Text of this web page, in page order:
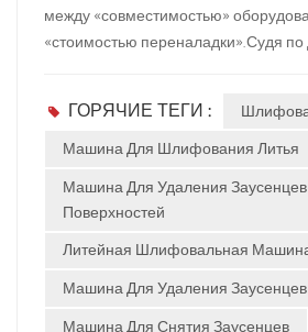
между «совместимостью»
«стоимостью переналадки».Судя
«позиционирование заготовки +
может адаптироваться к обработке
обеспечивая высокую скорость
компаний, которым необходимо
режим «замена оснастки означает
означает сокращение времени
ГОРЯЧИЕ ТЕГИ :
Машина Для Шлифования Литья
Машина Для Удаления
Поверхностей
Литейная Шлифовальная
Машина Для Удаления
Машина Для Снятия Заусенцев